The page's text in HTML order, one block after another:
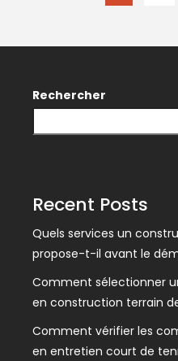
Rechercher
Recent Posts
Quels services un
propose-t-il avant le
Comment sélectionner
en construction terrain
Comment vérifier les
en entretien court de